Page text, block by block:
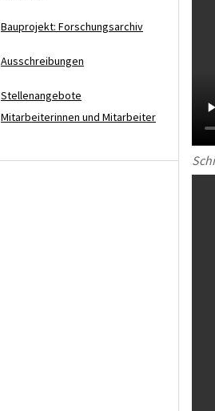
Bauprojekt: Forschungsarchiv
Ausschreibungen
Stellenangebote
Mitarbeiterinnen und Mitarbeiter